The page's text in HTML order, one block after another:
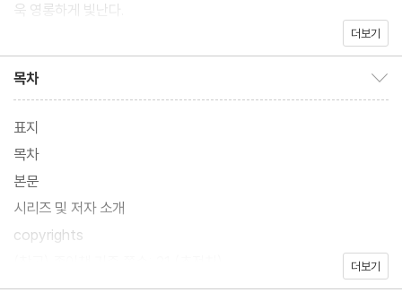
욱 영롱하게 빛난다.
SF라는 쟝르를 확립한 거장, 레이 브래드버리의 깔끔하게 산뜻한
저자 소개
레이 더글라스 브래드버리 (Ray Douglas Bradbury, 1920 - 20
12)는 미국의 판타지, SF 작가이다. 그는 자신을 단순한 SF 소설가
로 부르는 것을 거부하면서, 자신의 비실제적이고 환상적인 아이디
어에 기반해서 창작을 하는 소설가라고 말하기도 했다. 사상 통제가
극단화된 미국의 근미래를 그린 "화씨 451도 Fahrenheit 451"가
더보기
목차
표지
목차
본문
시리즈 및 저자 소개
copyrights
더보기